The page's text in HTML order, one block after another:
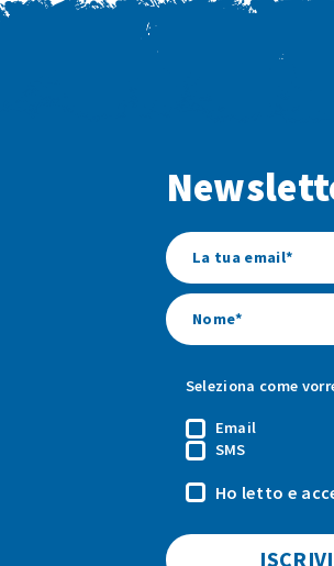
Seleziona come
Email
SMS
Ho letto e